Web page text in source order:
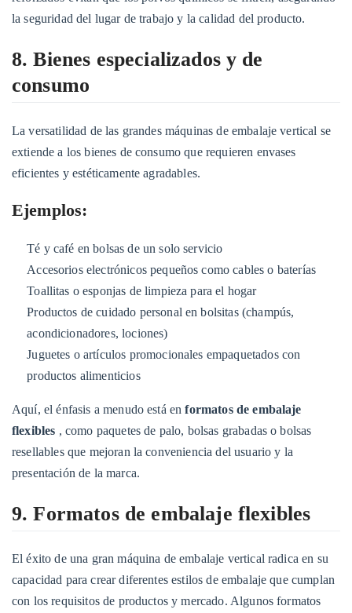
la seguridad del lugar de trabajo y la calidad del producto.
8. Bienes especializados y de
consumo
La versatilidad de las grandes máquinas de embalaje vertical se
extiende a los bienes de consumo que requieren envases
eficientes y estéticamente agradables.
Ejemplos:
Té y café en bolsas de un solo servicio
Accesorios electrónicos pequeños como cables o baterías
Toallitas o esponjas de limpieza para el hogar
Productos de cuidado personal en bolsitas (champús,
acondicionadores, lociones)
Juguetes o artículos promocionales empaquetados con
productos alimenticios
Aquí, el énfasis a menudo está enformatos de embalaje
flexibles , como paquetes de palo, bolsas grabadas o bolsas
resellables que mejoran la conveniencia del usuario y la
presentación de la marca.
9. Formatos de embalaje flexibles
El éxito de una gran máquina de embalaje vertical radica en su
capacidad para crear diferentes estilos de embalaje que cumplan
con los requisitos de productos y mercado. Algunos formatos